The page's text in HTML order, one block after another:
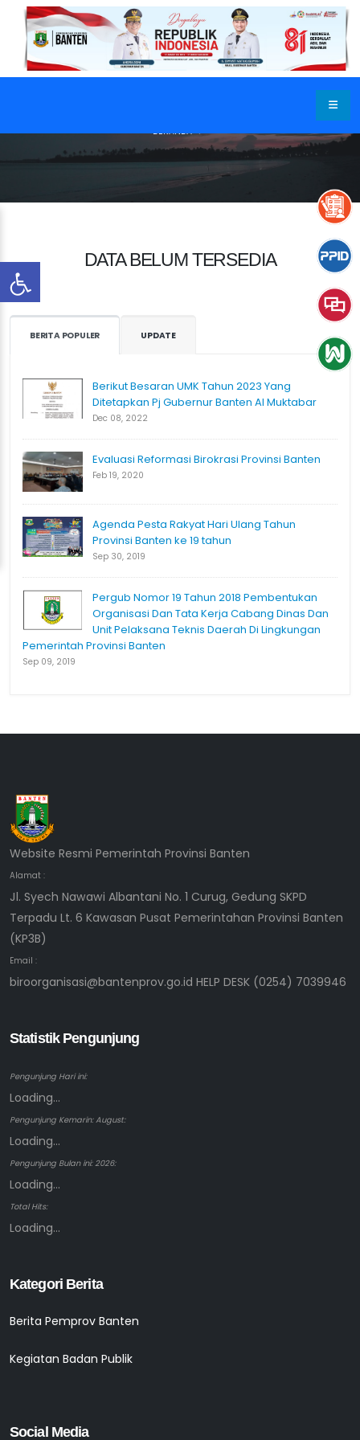
BERANDA
DATA BELUM TERSEDIA
BERITA POPULER UPDATE
Berikut Besaran UMK Tahun 2023 Yang
Ditetapkan Pj Gubernur Banten Al Muktabar
Dec 08, 2022
Evaluasi Reformasi Birokrasi Provinsi Banten
Feb 19, 2020
Agenda Pesta Rakyat Hari Ulang Tahun
Provinsi Banten ke 19 tahun
Sep 30, 2019
Pergub Nomor 19 Tahun 2018 Pembentukan
Organisasi Dan Tata Kerja Cabang Dinas Dan
Unit Pelaksana Teknis Daerah Di Lingkungan
Pemerintah Provinsi Banten
Sep 09, 2019
Website Resmi Pemerintah Provinsi Banten
Alamat :
Jl. Syech Nawawi Albantani No. 1 Curug, Gedung SKPD
Terpadu Lt. 6 Kawasan Pusat Pemerintahan Provinsi Banten
(KP3B)
Email :
biroorganisasi@bantenprov.go.id HELP DESK (0254) 7039946
Statistik Pengunjung
Pengunjung Hari ini:
Loading...
Pengunjung Kemarin: August:
Loading...
Pengunjung Bulan ini: 2026:
Loading...
Total Hits:
Loading...
Kategori Berita
Berita Pemprov Banten
Kegiatan Badan Publik
Social Media